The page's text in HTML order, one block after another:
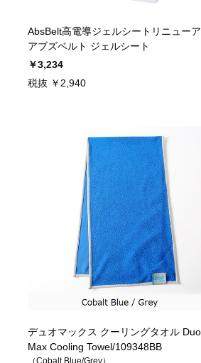
AbsBelt高電導ジェルシートリニュー
アブズベルト ジェルシート
￥3,234
税抜 ￥2,940
デュオマックス クーリングタオル Duo
Max Cooling Towel/109348BB
（Cobalt Blue/Grey）